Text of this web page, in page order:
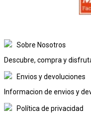
Sobre Nosotros
Descubre, compra y
Envios y devoluciones
Informacion de envios y
Política de privacidad